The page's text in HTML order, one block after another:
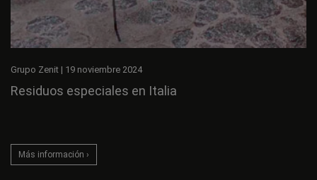
Grupo Zenit | 19 noviembre 2024
Residuos especiales en Italia
Más información ›